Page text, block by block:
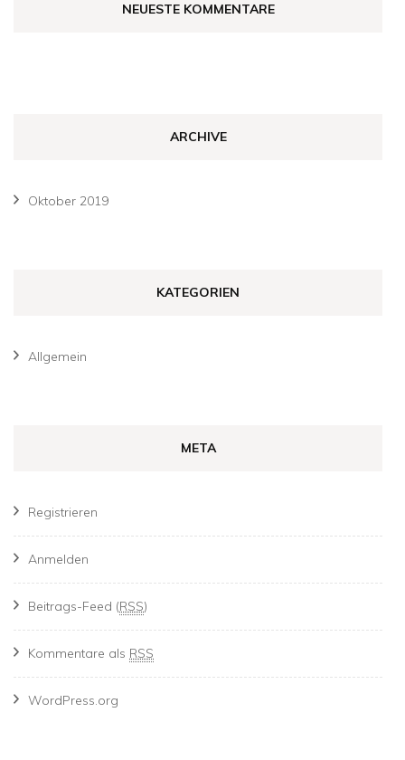
NEUESTE KOMMENTARE
ARCHIVE
Oktober 2019
KATEGORIEN
Allgemein
META
Registrieren
Anmelden
Beitrags-Feed (RSS)
Kommentare als RSS
WordPress.org